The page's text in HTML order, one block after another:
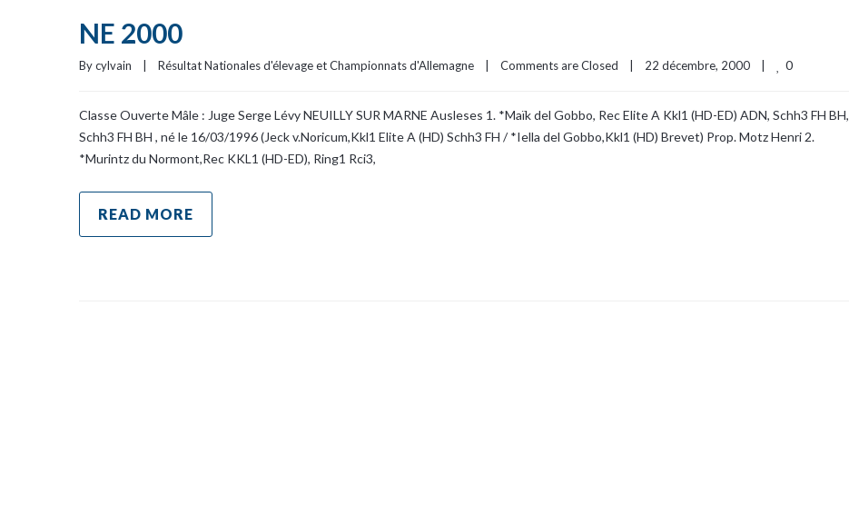
NE 2000
By cylvain Résultat Nationales d'élevage et Championnats d'Allemagne Comments are Closed 22 décembre, 2000 0
Classe Ouverte Mâle : Juge Serge Lévy NEUILLY SUR MARNE Ausleses 1. *Maïk del Gobbo, Rec Elite A Kkl1 (HD-ED) ADN, Schh3 FH BH,
Schh3 FH BH , né le 16/03/1996 (Jeck v.Noricum,Kkl1 Elite A (HD) Schh3 FH / *Iella del Gobbo,Kkl1 (HD) Brevet) Prop. Motz Henri 2.
*Murintz du Normont,Rec KKL1 (HD-ED), Ring1 Rci3,
READ MORE